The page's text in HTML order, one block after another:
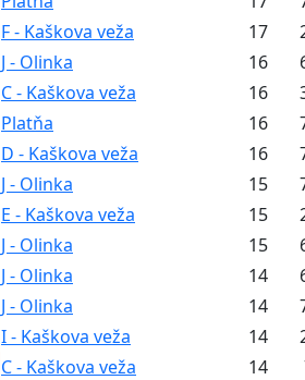
F - Kaškova veža 17
J - Olinka 16
C - Kaškova veža 16
Platňa 16
D - Kaškova veža 16
J - Olinka 15
E - Kaškova veža 15
J - Olinka 15
J - Olinka 14
J - Olinka 14
I - Kaškova veža 14
C - Kaškova veža 14